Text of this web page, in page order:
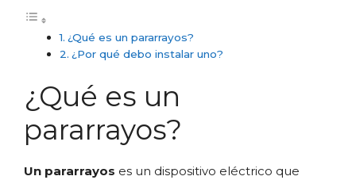
¿Qué es un pararrayos?
¿Por qué debo instalar uno?
¿Qué es un
pararrayos?
Un pararrayos es un dispositivo eléctrico que